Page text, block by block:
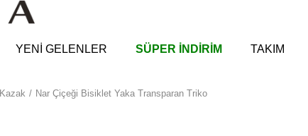
YENİ GELENLER SÜPER İNDİRİM TAKIM
Kazak Nar Çiçeği Bisiklet Yaka Transparan Triko